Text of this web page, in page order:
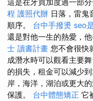
這是在牙買加度過一部
程 護照代辦 日落，雷鬼
順序。 台中手撥燙 seo
還是對他一生的熱愛，
士 讀書計畫 您不會很快
成潛水時可以觀看主要
的損失，租金可以減少
岸，海洋，湖泊或更大
保護。 台中體態矯正 它